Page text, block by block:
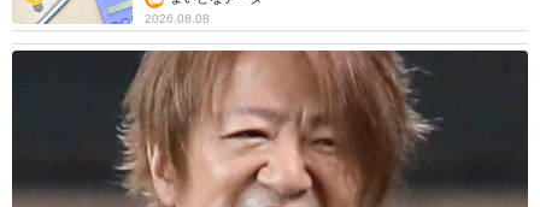
2026.08.08